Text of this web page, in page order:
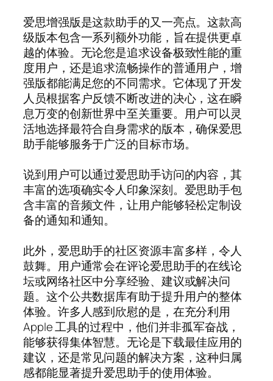
爱思增强版是这款助手的又一亮点。这款高
级版本包含一系列额外功能，旨在提供更卓
越的体验。无论您是追求设备极致性能的重
度用户，还是追求流畅操作的普通用户，增
强版都能满足您的不同需求。它体现了开发
人员根据客户反馈不断改进的决心，这在瞬
息万变的创新世界中至关重要。用户可以灵
活地选择最符合自身需求的版本，确保爱思
助手能够服务于广泛的目标市场。
说到用户可以通过爱思助手访问的内容，其
丰富的选项确实令人印象深刻。爱思助手包
含丰富的音频文件，让用户能够轻松定制设
备的通知和通知。
此外，爱思助手的社区资源丰富多样，令人
鼓舞。用户通常会在评论爱思助手的在线论
坛或网络社区中分享经验、建议或解决问
题。这个公共数据库有助于提升用户的整体
体验。许多人感到欣慰的是，在充分利用
Apple 工具的过程中，他们并非孤军奋战，
能够获得集体智慧。无论是下载最佳应用的
建议，还是常见问题的解决方案，这种归属
感都能显著提升爱思助手的使用体验。